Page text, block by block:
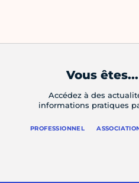
Vous êtes...
Accédez à des
informations pratiques
PROFESSIONNEL